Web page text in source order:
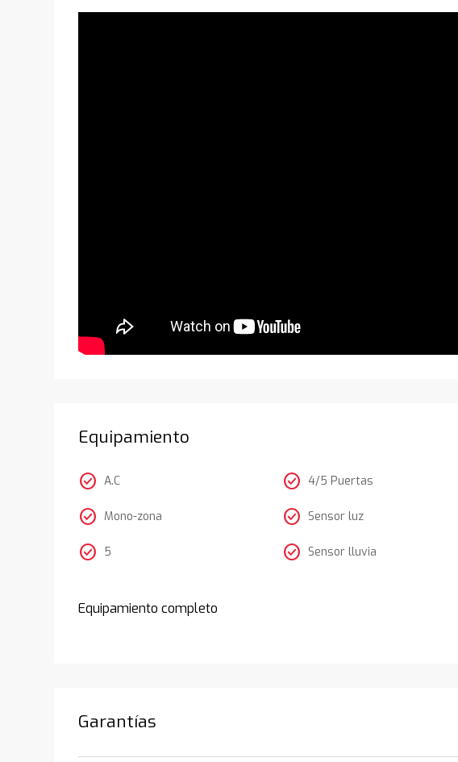
Equipamiento
check_circle A.C
check_circle Mono-zona
check_circle 5
check_circle 4/5 Puertas
check_circle Sensor luz
check_circle Sensor lluvia
Equipamiento completo
Garantías